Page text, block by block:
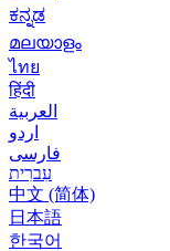
ಕನ್ನಡ
മലയാളം
ไทย
हिंदी
العربية
اردو
فارسی
עִברִית
中文 (简体)
日本語
한국어